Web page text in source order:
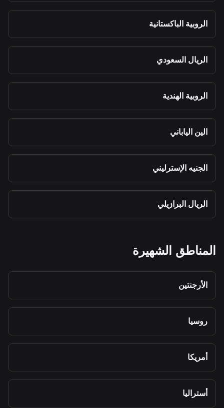
الروبية الباكستانية
الريال السعودي
الروبية الهندية
الين الياباني
الجنيه الإسترليني
الريال البرازيلي
المناطق الشهيرة
الأرجنتين
روسيا
أمريكا
أستراليا